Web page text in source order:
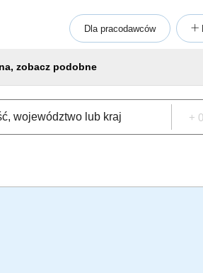
Dla pracodawców
zobacz podobne